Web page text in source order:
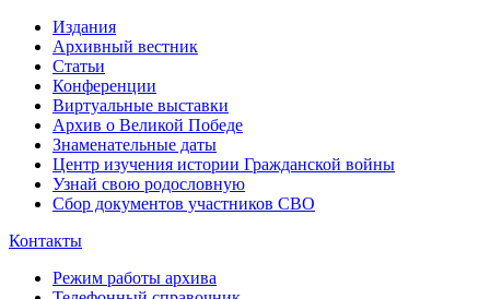
Издания
Архивный вестник
Статьи
Конференции
Виртуальные выставки
Архив о Великой Победе
Знаменательные даты
Центр изучения истории Гражданской войны
Узнай свою родословную
Сбор документов участников СВО
Контакты
Режим работы архива